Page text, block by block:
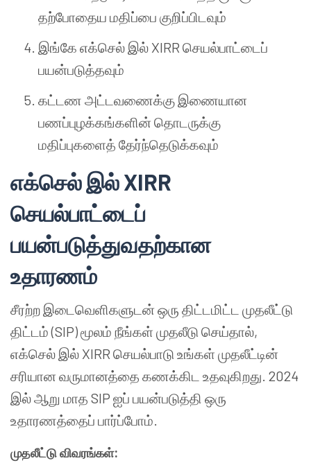
தற்போதைய மதிப்பை குறிப்பிடவும்
இங்கே எக்செல் இல் XIRR செயல்பாட்டைப்
பயன்படுத்தவும்
கட்டண அட்டவணைக்கு இணையான
பணப்புழக்கங்களின் தொடருக்கு
மதிப்புகளைத் தேர்ந்தெடுக்கவும்
எக்செல் இல் XIRR
செயல்பாட்டைப்
பயன்படுத்துவதற்கான
உதாரணம்
சீரற்ற இடைவெளிகளுடன் ஒரு திட்டமிட்ட முதலீட்டு
திட்டம் (SIP) மூலம் நீங்கள் முதலீடு செய்தால்,
எக்செல் இல் XIRR செயல்பாடு உங்கள் முதலீட்டின்
சரியான வருமானத்தை கணக்கிட உதவுகிறது. 2024
இல் ஆறு மாத SIP ஐப் பயன்படுத்தி ஒரு
உதாரணத்தைப் பார்ப்போம்.
முதலீட்டு விவரங்கள்: